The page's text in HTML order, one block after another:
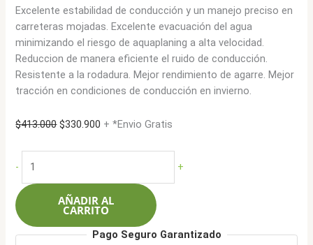
Excelente estabilidad de conducción y un manejo preciso en
carreteras mojadas. Excelente evacuación del agua
minimizando el riesgo de aquaplaning a alta velocidad.
Reduccion de manera eficiente el ruido de conducción.
Resistente a la rodadura. Mejor rendimiento de agarre. Mejor
tracción en condiciones de conducción en invierno.
$413.000El
original
$413.000.
$330.900 El
actual
$330.900.
+ *Envio Gratis
-
205/65R15
94H
AT
cantidad
+
AÑADIR AL
CARRITO
Pago Seguro Garantizado